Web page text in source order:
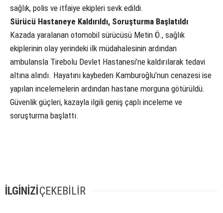
sağlık, polis ve itfaiye ekipleri sevk edildi.
Sürücü Hastaneye Kaldırıldı, Soruşturma Başlatıldı
Kazada yaralanan otomobil sürücüsü Metin Ö., sağlık
ekiplerinin olay yerindeki ilk müdahalesinin ardından
ambulansla Tirebolu Devlet Hastanesi’ne kaldırılarak tedavi
altına alındı. Hayatını kaybeden Kamburoğlu’nun cenazesi ise
yapılan incelemelerin ardından hastane morguna götürüldü.
Güvenlik güçleri, kazayla ilgili geniş çaplı inceleme ve
soruşturma başlattı.
İLGİNİZİÇEKEBİLİR